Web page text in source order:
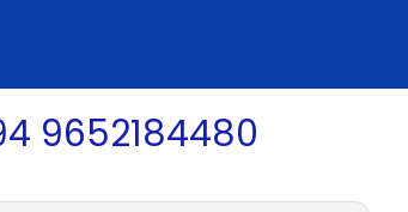
9652184480